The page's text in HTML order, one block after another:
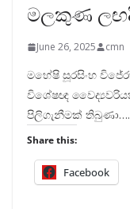
මලකුණ
June 26, 2025 cmn
මහේෂි සූරසිංහ
විශේෂඥ
පිලිගැනීමක් තිබුණා…..
Share this:
Facebook